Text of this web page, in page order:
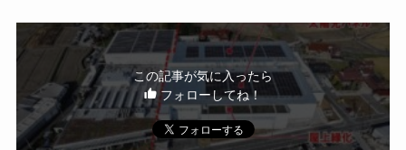
この記事が気に入ったら
フォローしてね！